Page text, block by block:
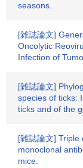
seasons.
[雑誌論文]
Oncolytic
Infection of
[雑誌論文]
species of ticks:
ticks and of the
[雑誌論文]
monoclonal
mice.